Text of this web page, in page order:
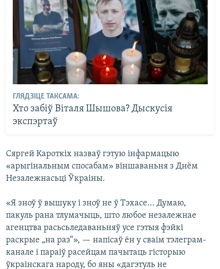
ГЛЯДЗІЦЕ ТАКСАМА:
Хто забіў Віталя Шышова? Дыскусія
экспэртаў
Сяргей Кароткіх назваў гэтую інфармацыю
«арыгінальным спосабам» віншаваньня з Днём
Незалежнасьці Ўкраіны.
«Я зноў ў вышуку і зноў не ў Тэхасе... Думаю,
пакуль рана тлумачыць, што любое незалежнае
агенцтва расьсьледаваньняў усе гэтыя фэйкі
раскрые „на раз“», — напісаў ён у сваім тэлеграм-
канале і параіў расейцам пачытаць гісторыю
ўкраінскага народу, бо яны «дагэтуль не